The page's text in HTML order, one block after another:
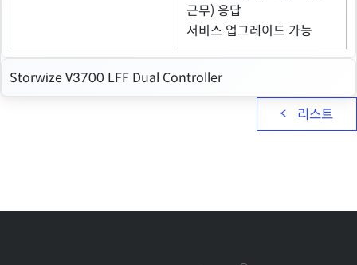
근무) 응답
서비스 업그레이드 가능
Storwize V3700 LFF Dual Controller
리스트